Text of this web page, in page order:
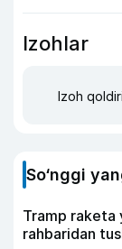
Izohlar
Izoh
So‘nggi
Tramp raketa
rahbaridan